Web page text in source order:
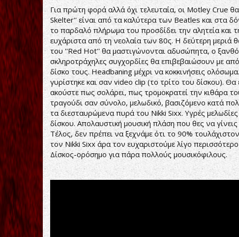
Για πρώτη φορά αλλά όχι τελευταία, οι Motley Crue
Skelter'' είναι από τα καλύτερα των Beatles και στα
το παρδαλό πλήρωμα του προσδίδει την αλητεία και
ευχάριστα από τη νεολαία των 80ς. Η δεύτερη μεριά
του ''Red Hot'' θα μαστιγώνονται αδυσώπητα, ο
σκληροτράχηλες συγχορδίες θα επιβεβαιώσουν με
δίσκο τους. Headbaning μέχρι να κοκκινήσεις
γυρίστηκε και σαν video clip (το τρίτο του δίσκου). Θα
ακούστε πως σολάρει, πως τρομοκρατεί την κιθάρα
τραγούδι σαν σύνολο, μελωδικό, βασιζόμενο κατά
τα διεσταυρώμενα πυρά του Nikki Sixx. Υγρές
δίσκου. Απολαυστική μουσική πλάση που θες να
Τέλος, δεν πρέπει να ξεχνάμε ότι το 90%
τον Nikki Sixx άρα τον ευχαριστούμε λίγο
Δίσκος-ορόσημο για πάρα πολλούς μουσικόφιλους.